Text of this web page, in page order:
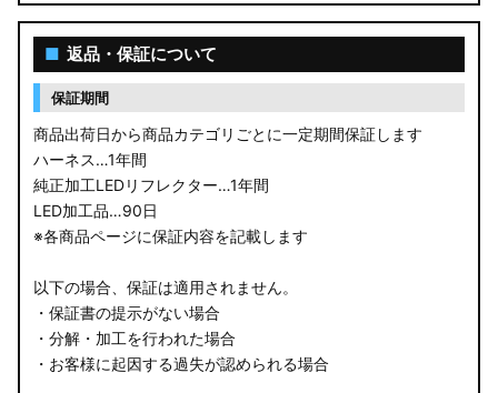
■ 返品・保証について
保証期間
商品出荷日から商品カテゴリごとに一定期間保証します
ハーネス…1年間
純正加工LEDリフレクター…1年間
LED加工品…90日
※各商品ページに保証内容を記載します
以下の場合、保証は適用されません。
・保証書の提示がない場合
・分解・加工を行われた場合
・お客様に起因する過失が認められる場合